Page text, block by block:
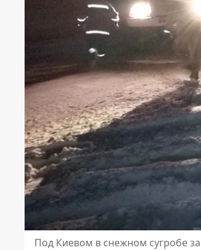
Под Киевом в снежном сугробе